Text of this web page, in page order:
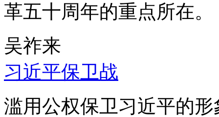
革五十周年的重点所在。
吴祚来
习近平保卫战
滥用公权保卫习近平的